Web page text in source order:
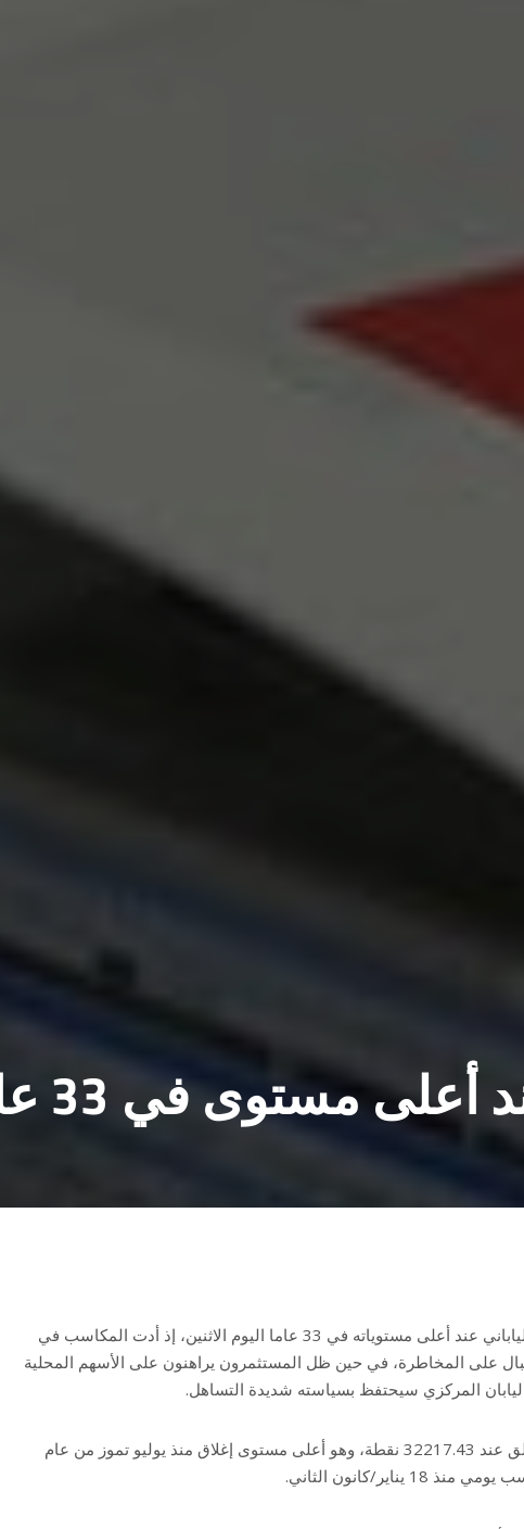
مستوى في 33 عاماً
” الياباني عند أعلى مستوياته في 33 عاما اليوم الاثنين، إذ أدت المكاسب في
على المخاطرة، في حين ظل المستثمرون يراهنون على الأسهم المحلية
المركزي سيحتفظ بسياسته شديدة التساهل.
وقفز “نيكاي” 2.2% ليغلق عند 32217.43 نقطة، وهو أعلى مستوى إغلاق منذ يوليو تموز من عام